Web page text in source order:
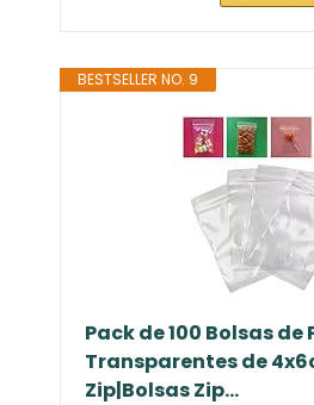
BESTSELLER NO. 9
Pack de 100 Bolsas de
Transparentes de
Zip|Bolsas Zip...